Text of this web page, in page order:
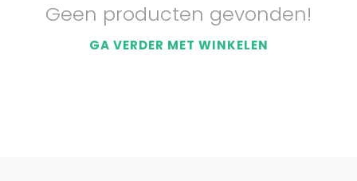
Geen producten gevonden!
GA VERDER MET WINKELEN